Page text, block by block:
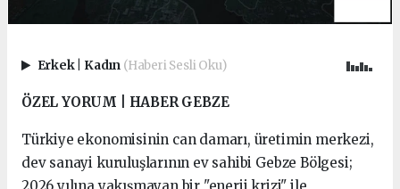
Erkek Kadın (Haberi Sesli Oku)
ÖZEL YORUM | HABER GEBZE
Türkiye ekonomisinin can damarı, üretimin merkezi,
dev sanayi kuruluşlarının ev sahibi Gebze Bölgesi;